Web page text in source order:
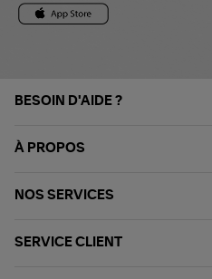
BESOIN D'AIDE ?
À PROPOS
NOS SERVICES
SERVICE CLIENT